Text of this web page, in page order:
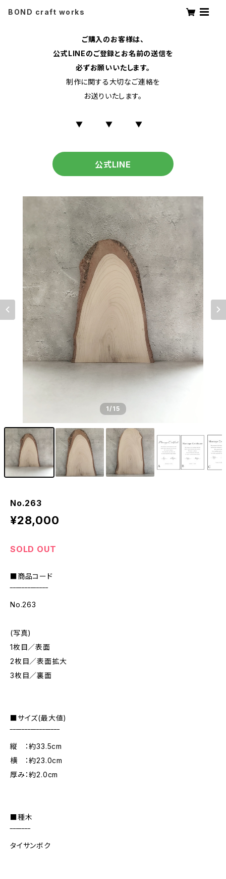
BOND craft works
ご購入のお客様は、
公式LINEのご登録とお名前の送信を
必ずお願いいたします。
制作に関する大切なご連絡を
お送りいたします。
▼ ▼ ▼
公式LINE
1/15
No.263
¥28,000
SOLD OUT
■商品コード
‾‾‾‾‾‾‾‾‾‾‾‾‾
No.263
(写真)
1枚目／表面
2枚目／表面拡大
3枚目／裏面
■サイズ(最大値)
‾‾‾‾‾‾‾‾‾‾‾‾‾‾‾‾‾
縦 ：約33.5cm
横 ：約23.0cm
厚み：約2.0cm
■種木
‾‾‾‾‾‾‾
タイサンボク